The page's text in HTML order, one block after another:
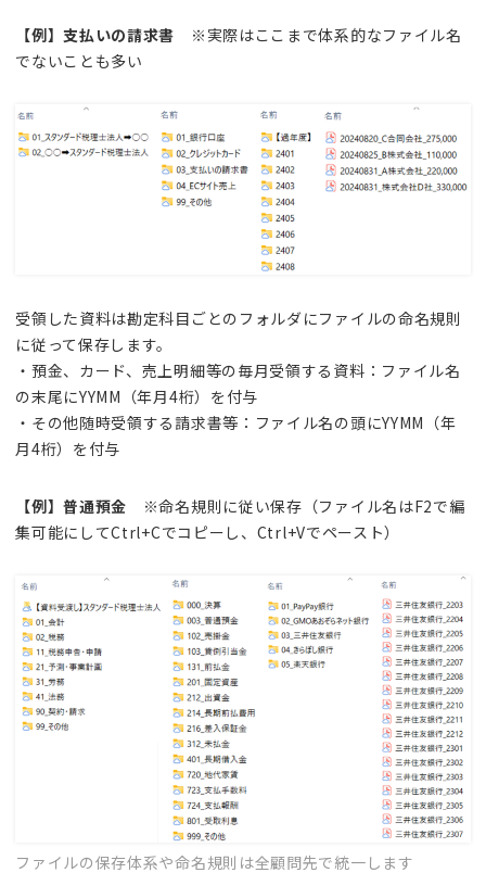
【例】支払いの請求書 ※実際はここまで体系的なファイル名
でないことも多い
受領した資料は勘定科目ごとのフォルダにファイルの命名規則
に従って保存します。
・預金、カード、売上明細等の毎月受領する資料：ファイル名
の末尾にYYMM（年月4桁）を付与
・その他随時受領する請求書等：ファイル名の頭にYYMM（年
月4桁）を付与
【例】普通預金 ※命名規則に従い保存（ファイル名はF2で編
集可能にしてCtrl+Cでコピーし、Ctrl+Vでペースト）
ファイルの保存体系や命名規則は全顧問先で統一します